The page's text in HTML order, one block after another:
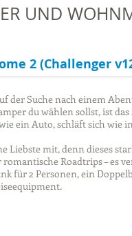
UND
2 (Challenger
der Suche nach einem
du wählen sollst, ist
ein Auto, schläft sich wie
Liebste mit, denn dieses
Roadtrips – es
für 2 Personen, ein